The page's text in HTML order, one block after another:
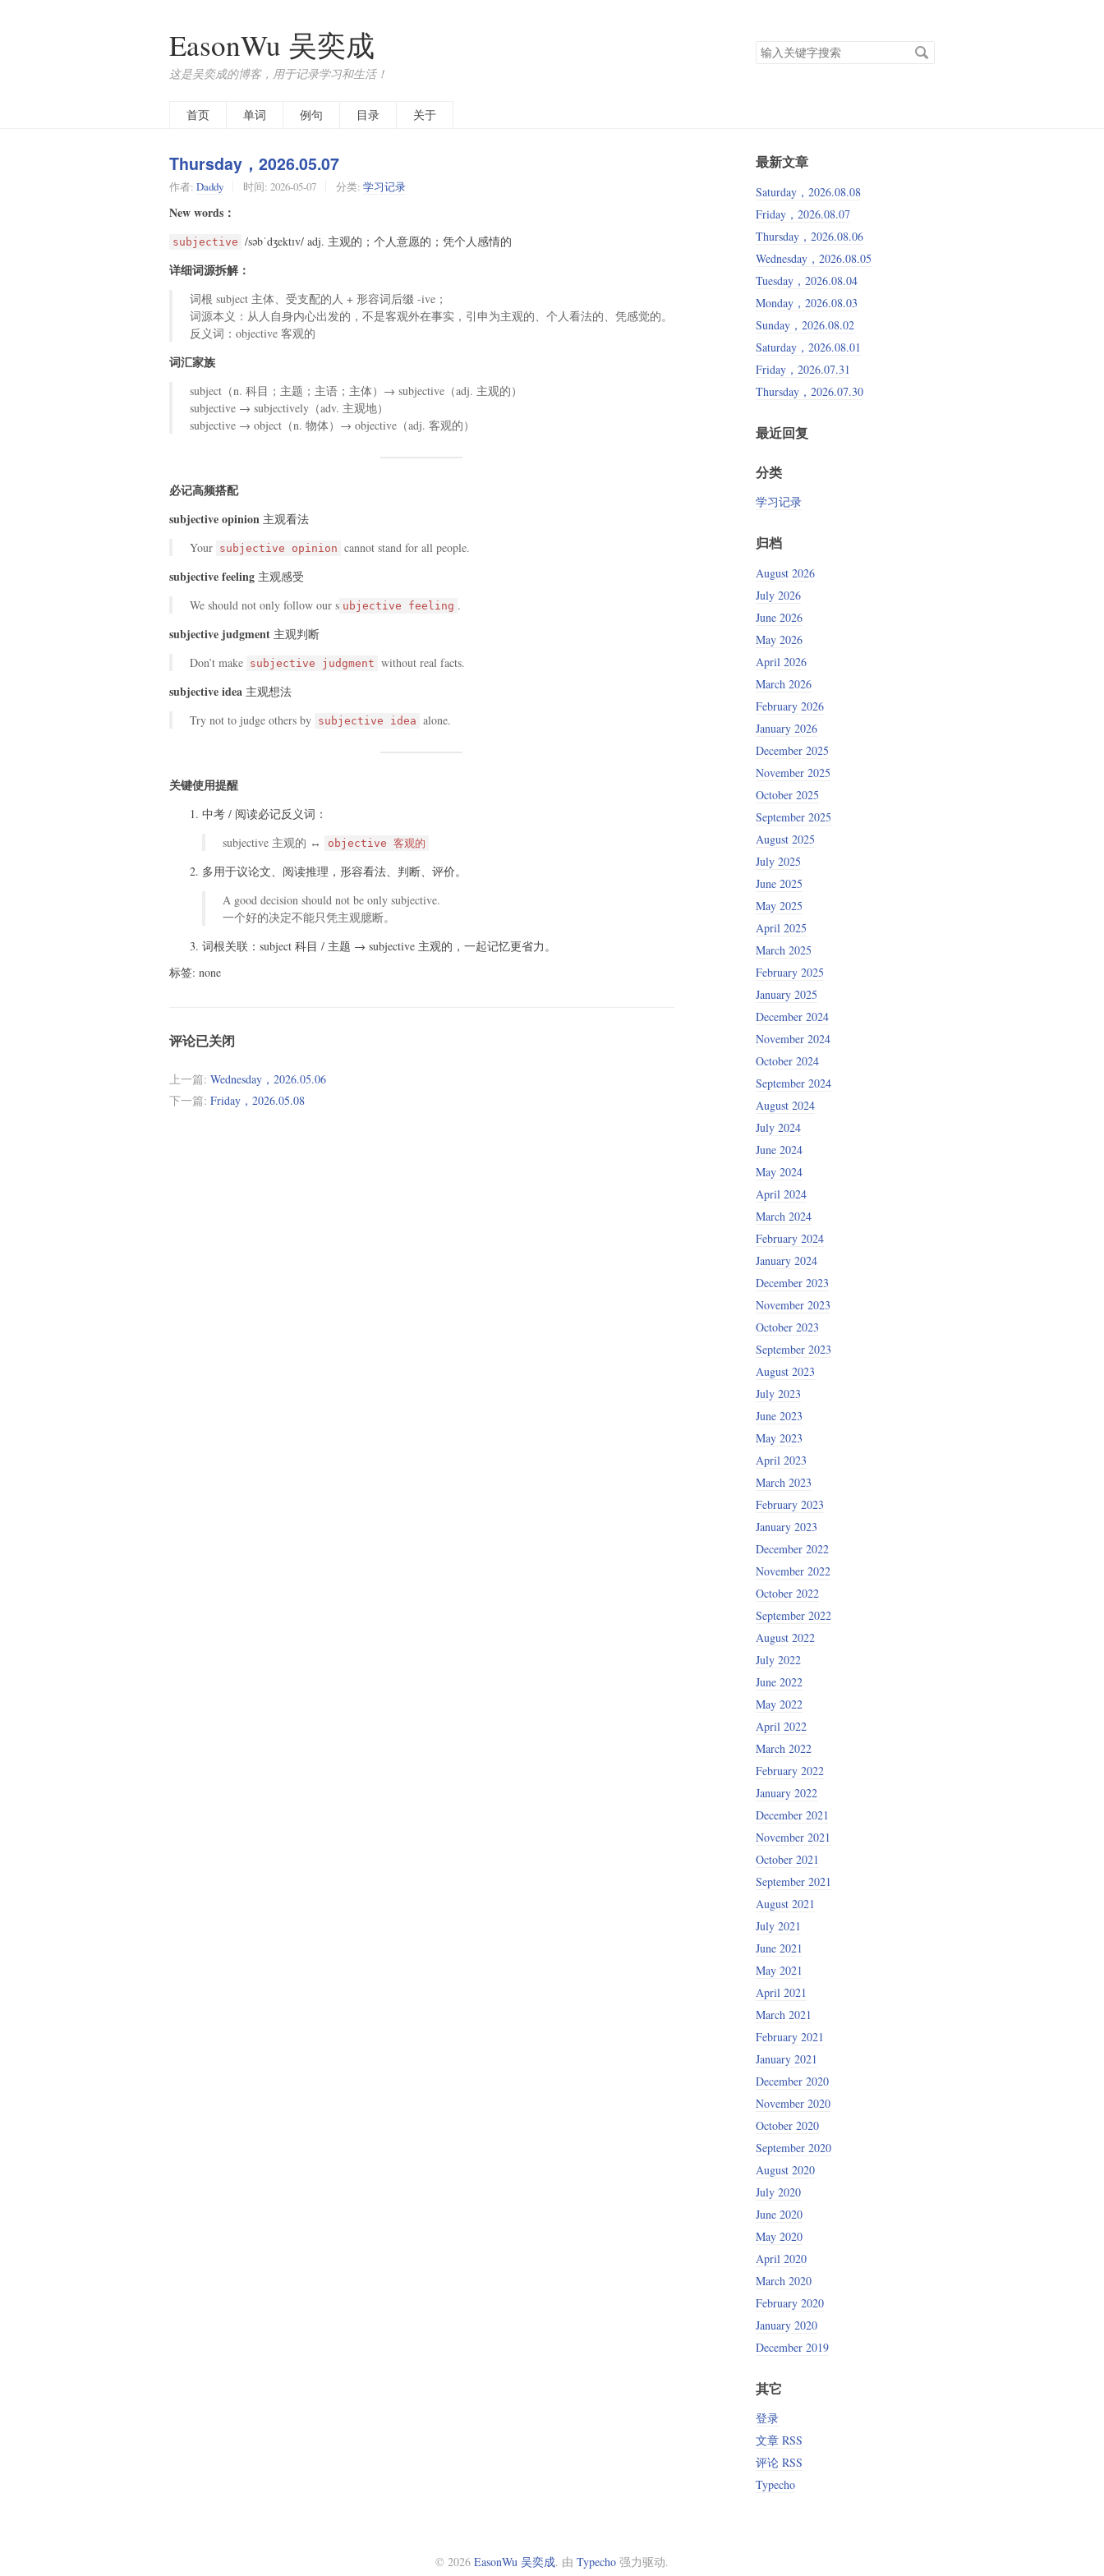
EasonWu 吴奕成
这是吴奕成的博客，用于记录学习和生活！
搜
索
首页
单词 例句 目录 关于
Thursday，2026.05.07
作者: Daddy 时间: 2026-05-07 分类: 学习记录
New words：
subjective /səbˈdʒektɪv/ adj. 主观的；个人意愿的；凭个人感情的
详细词源拆解：
词根 subject 主体、受支配的人 + 形容词后缀 -ive；
词源本义：从人自身内心出发的，不是客观外在事实，引申为主观的、个人看法的、凭感觉的。
反义词：objective 客观的
词汇家族
subject（n. 科目；主题；主语；主体）→ subjective（adj. 主观的）
subjective → subjectively（adv. 主观地）
subjective → object（n. 物体）→ objective（adj. 客观的）
必记高频搭配
subjective opinion 主观看法
Your subjective opinion cannot stand for all people.
subjective feeling 主观感受
We should not only follow our s ubjective feeling .
subjective judgment 主观判断
Don’t make subjective judgment without real facts.
subjective idea 主观想法
Try not to judge others by subjective idea alone.
关键使用提醒
中考 / 阅读必记反义词：
subjective 主观的 ↔
objective 客观的
多用于议论文、阅读推理，形容看法、判断、评价。
A good decision should not be only subjective.
一个好的决定不能只凭主观臆断。
词根关联：subject 科目 / 主题 → subjective 主观的，一起记忆更省力。
标签: none
评论已关闭
上一篇: Wednesday，2026.05.06
下一篇: Friday，2026.05.08
最新文章
Saturday，2026.08.08
Friday，2026.08.07
Thursday，2026.08.06
Wednesday，2026.08.05
Tuesday，2026.08.04
Monday，2026.08.03
Sunday，2026.08.02
Saturday，2026.08.01
Friday，2026.07.31
Thursday，2026.07.30
最近回复
分类
学习记录
归档
August 2026
July 2026
June 2026
May 2026
April 2026
March 2026
February 2026
January 2026
December 2025
November 2025
October 2025
September 2025
August 2025
July 2025
June 2025
May 2025
April 2025
March 2025
February 2025
January 2025
December 2024
November 2024
October 2024
September 2024
August 2024
July 2024
June 2024
May 2024
April 2024
March 2024
February 2024
January 2024
December 2023
November 2023
October 2023
September 2023
August 2023
July 2023
June 2023
May 2023
April 2023
March 2023
February 2023
January 2023
December 2022
November 2022
October 2022
September 2022
August 2022
July 2022
June 2022
May 2022
April 2022
March 2022
February 2022
January 2022
December 2021
November 2021
October 2021
September 2021
August 2021
July 2021
June 2021
May 2021
April 2021
March 2021
February 2021
January 2021
December 2020
November 2020
October 2020
September 2020
August 2020
July 2020
June 2020
May 2020
April 2020
March 2020
February 2020
January 2020
December 2019
其它
登录
文章 RSS
评论 RSS
Typecho
© 2026 EasonWu 吴奕成. 由 Typecho 强力驱动.